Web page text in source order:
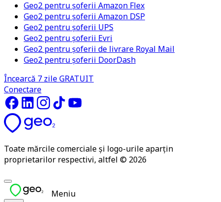
Geo2 pentru șoferii Amazon Flex
Geo2 pentru șoferii Amazon DSP
Geo2 pentru șoferii UPS
Geo2 pentru șoferii Evri
Geo2 pentru șoferii de livrare Royal Mail
Geo2 pentru șoferii DoorDash
Încearcă 7 zile GRATUIT
Conectare
Toate mărcile comerciale și logo-urile aparțin
proprietarilor respectivi, altfel © 2026
Meniu